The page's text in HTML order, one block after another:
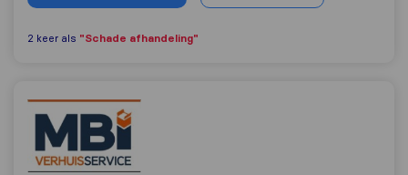
2 keer als "Schade afhandeling"
MBI Verhuisservice